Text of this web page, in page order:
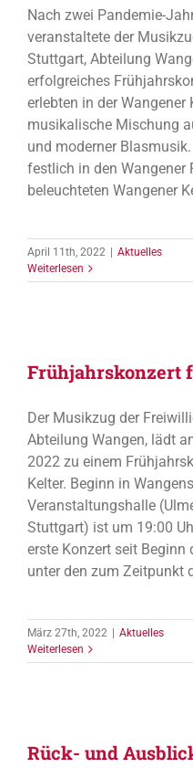
Nach zwei Pandemie-
veranstaltete der
Stuttgart, Abteilung
erfolgreiches
erlebten in der Wangener
musikalische Mischung
und moderner
festlich in den Wangener
beleuchteten Wangener
April 11th, 2022
Aktuelles
Weiterlesen
Frühjahrskonzert
Der Musikzug der
Abteilung Wangen, lädt
2022 zu einem
Kelter. Beginn in
Veranstaltungshalle
Stuttgart) ist um 19:00
erste Konzert seit Beginn
unter den zum Zeitpunkt
März 27th, 2022
Aktuelles
Weiterlesen
Rück- und